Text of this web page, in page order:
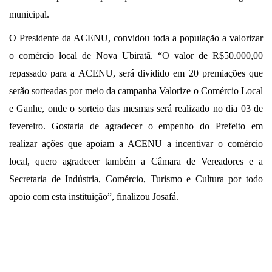
municipal.
O Presidente da ACENU, convidou toda a população a valorizar
o comércio local de Nova Ubiratã. “O valor de R$50.000,00
repassado para a ACENU, será dividido em 20 premiações que
serão sorteadas por meio da campanha Valorize o Comércio Local
e Ganhe, onde o sorteio das mesmas será realizado no dia 03 de
fevereiro. Gostaria de agradecer o empenho do Prefeito em
realizar ações que apoiam a ACENU a incentivar o comércio
local, quero agradecer também a Câmara de Vereadores e a
Secretaria de Indústria, Comércio, Turismo e Cultura por todo
apoio com esta instituição”, finalizou Josafá.